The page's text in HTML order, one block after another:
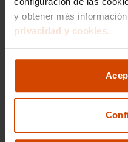
y obtener más
privacidad y cookies.
Desde 210 € /mes*
Volkswagen T-
Advance 1.0 TSI 81kW
2023